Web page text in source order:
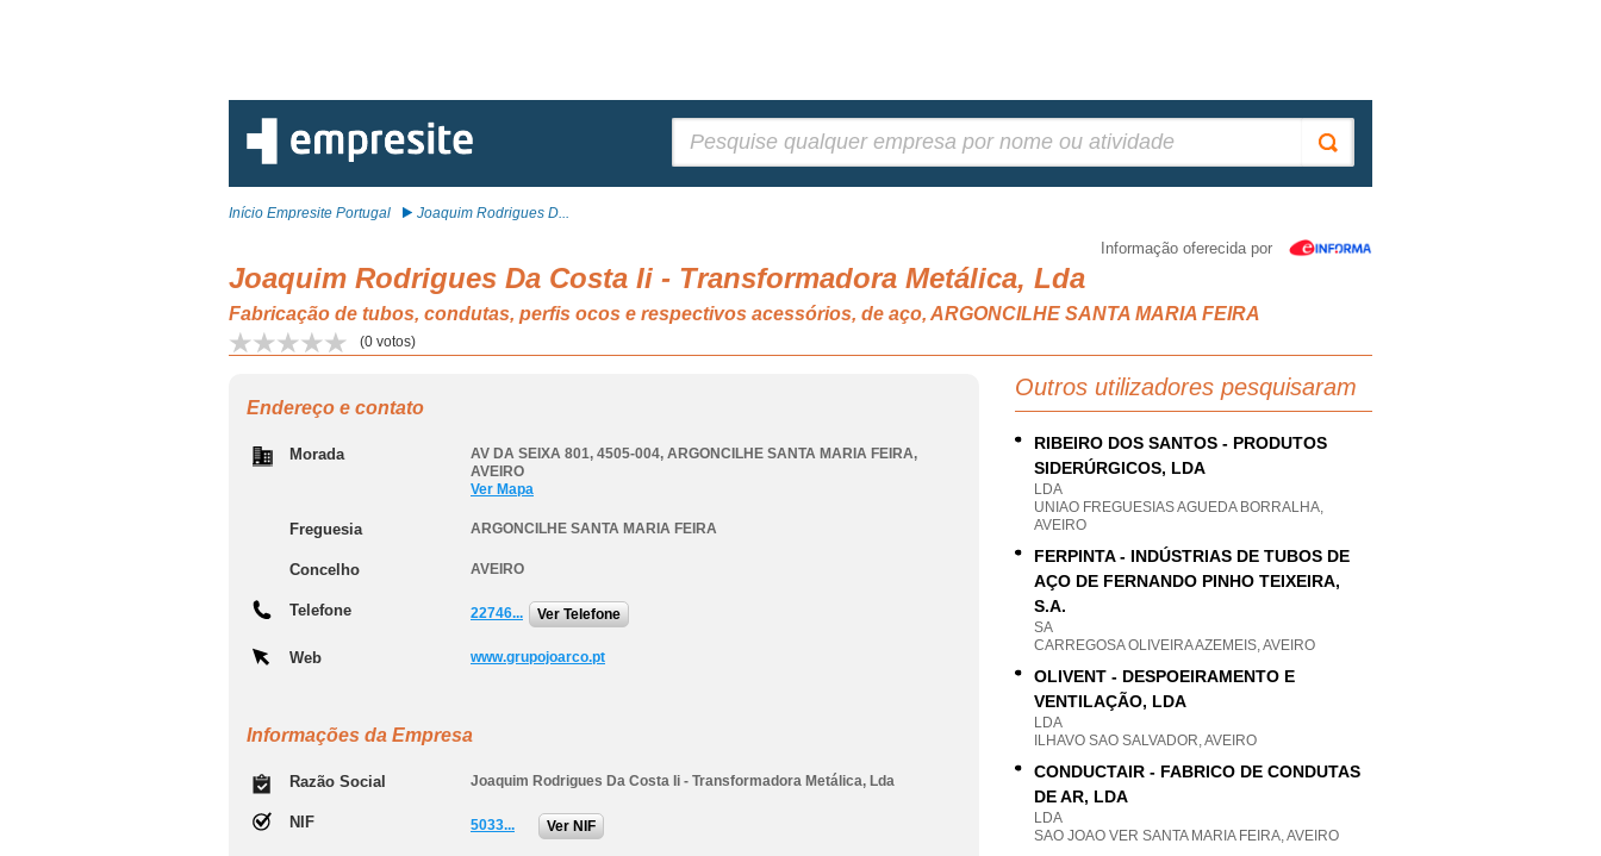
Início Empresite Portugal Joaquim Rodrigues D...
Informação oferecida por
Joaquim Rodrigues Da Costa Ii - Transformadora Metálica, Lda
Fabricação de tubos, condutas, perfis ocos e respectivos acessórios, de aço, ARGONCILHE SANTA MARIA FEIRA
(0 votos)
Endereço e contato
Morada AV DA SEIXA 801, 4505-004, ARGONCILHE SANTA MARIA FEIRA,
AVEIRO
Ver Mapa
Freguesia ARGONCILHE SANTA MARIA FEIRA
Concelho AVEIRO
Telefone 22746... Ver Telefone
Web www.grupojoarco.pt
Informações da Empresa
Razão Social Joaquim Rodrigues Da Costa Ii - Transformadora Metálica, Lda
NIF 5033... Ver NIF
Outros utilizadores pesquisaram
RIBEIRO DOS SANTOS - PRODUTOS
SIDERÚRGICOS, LDA
LDA
UNIAO FREGUESIAS AGUEDA BORRALHA,
AVEIRO
FERPINTA - INDÚSTRIAS DE TUBOS DE
AÇO DE FERNANDO PINHO TEIXEIRA,
S.A.
SA
CARREGOSA OLIVEIRA AZEMEIS, AVEIRO
OLIVENT - DESPOEIRAMENTO E
VENTILAÇÃO, LDA
LDA
ILHAVO SAO SALVADOR, AVEIRO
CONDUCTAIR - FABRICO DE CONDUTAS
DE AR, LDA
LDA
SAO JOAO VER SANTA MARIA FEIRA, AVEIRO